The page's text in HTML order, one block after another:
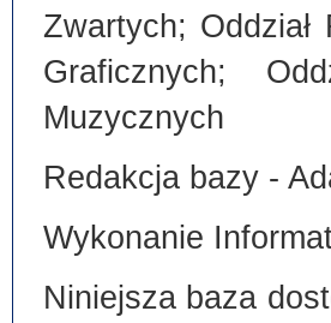
Zwartych; Oddział
Graficznych;
Muzycznych
Redakcja bazy -
Wykonanie
Niniejsza baza